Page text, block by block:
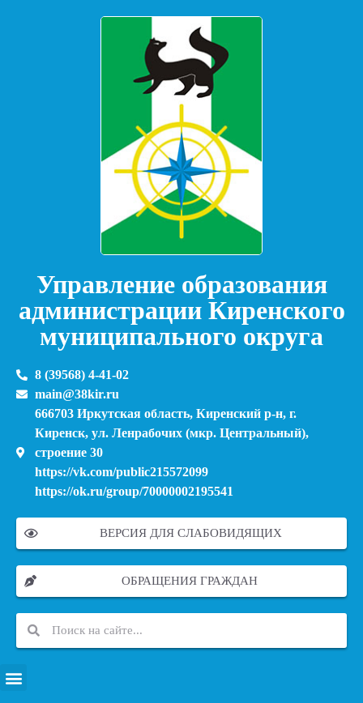
Управление образования
администрации Киренского
муниципального округа
8 (39568) 4-41-02
main@38kir.ru
666703 Иркутская область, Киренский р-н, г.
Киренск, ул. Ленрабочих (мкр. Центральный),
строение 30
https://vk.com/public215572099
https://ok.ru/group/70000002195541
ВЕРСИЯ ДЛЯ СЛАБОВИДЯЩИХ
ОБРАЩЕНИЯ ГРАЖДАН